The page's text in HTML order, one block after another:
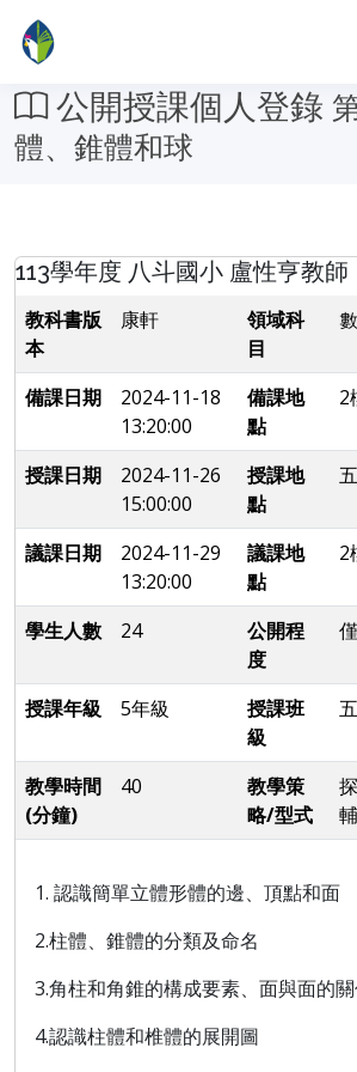
公開授課個人登錄
體、錐體和球
113學年度 八斗國小 盧性亨教師
教科書版
本
康軒
領域科
目
備課日期
2024-11-18
13:20:00
備課地
點
2
授課日期
2024-11-26
15:00:00
授課地
點
議課日期
2024-11-29
13:20:00
議課地
點
2
學生人數 24
公開程
度
授課年級 5年級
授課班
級
教學時間
(分鐘)
40
教學策
略/型式
1. 認識簡單立體形體的邊、頂點和面
2.柱體、錐體的分類及命名
3.角柱和角錐的構成要素、面與面的
4.認識柱體和椎體的展開圖